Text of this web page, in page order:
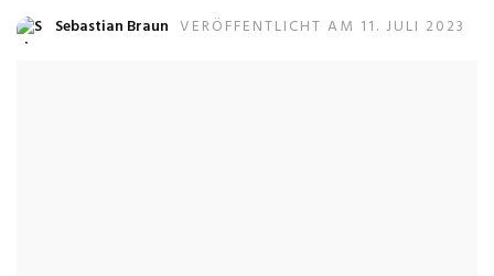
Sebastian Braun VERÖFFENTLICHT AM 11. JULI 2023